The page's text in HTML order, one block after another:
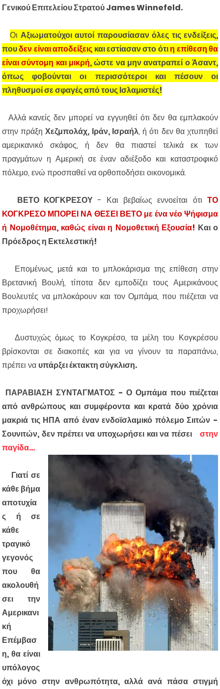
Γενικού Επιτελείου Στρατού James Winnefeld.
Οι Αξιωματούχοι αυτοί παρουσίασαν όλες τις ενδείξεις,
πουδεν είναι αποδείξεις και εστίασαν στο ότιη επίθεση θα
είναι σύντομη και μικρή, ώστε να μην ανατραπεί ο Άσαντ,
όπως φοβούνται οι περισσότεροι και πέσουν οι
πληθυσμοί σε σφαγές από τους Ισλαμιστές!
Αλλά κανείς δεν μπορεί να εγγυηθεί ότι δεν θα εμπλακούν
στην πράξηΧεζμπολάχ, Ιράν, Ισραήλ, ή ότι δεν θα χτυπηθεί
αμερικανικό σκάφος, ή δεν θα πιαστεί τελικά εκ των
πραγμάτων η Αμερική σε έναν αδιέξοδο και καταστροφικό
πόλεμο, ενώ προσπαθεί να ορθοποδήσει οικονομικά.
ΒΕΤΟ ΚΟΓΚΡΕΣΟΥ - Και βεβαίως εννοείται ότιΤΟ
ΚΟΓΚΡΕΣΟ ΜΠΟΡΕΙ ΝΑ ΘΕΣΕΙ ΒΕΤΟ με ένα νέο Ψήφισμα
ή Νομοθέτημα, καθώς είναι η Νομοθετική Εξουσία! Και ο
Πρόεδρος η Εκτελεστική!
Επομένως, μετά και το μπλοκάρισμα της επίθεση στην
Βρετανική Βουλή, τίποτα δεν εμποδίζει τους Αμερικάνους
Βουλευτές να μπλοκάρουν και τον Ομπάμα, που πιέζεται να
προχωρήσει!
Δυστυχώς όμως το Κογκρέσο, τα μέλη του Κογκρέσου
βρίσκονται σε διακοπές και για να γίνουν τα παραπάνω,
πρέπει να υπάρξει έκτακτη σύγκλιση.
ΠΑΡΑΒΙΑΣΗ ΣΥΝΤΑΓΜΑΤΟΣ - Ο Ομπάμα που πιέζεται
από ανθρώπους και συμφέροντα και κρατά δύο χρόνια
μακριά τις ΗΠΑ από έναν ενδοϊσλαμικό πόλεμο Σιιτών -
Σουνιτών, δεν πρέπει να υποχωρήσει και να πέσει
στην
παγίδα...
Γιατί σε
κάθε βήμα
αποτυχία
ς ή σε
κάθε
τραγικό
γεγονός
που θα
ακολουθή
σει την
Αμερικανι
κή
Επέμβασ
η, θα είναι
υπόλογος
όχι μόνο στην ανθρωπότητα, αλλά ανά πάσα στιγμή